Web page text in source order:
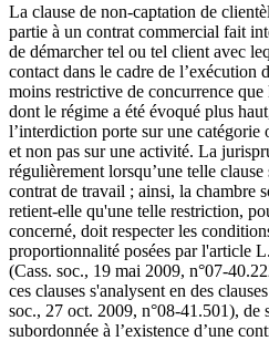
La clause de non-captation de
partie à un contrat commercial fait
de démarcher tel ou tel client avec
contact dans le cadre de l’exécution
moins restrictive de concurrence
dont le régime a été évoqué plus
l’interdiction porte sur une
et non pas sur une activité. La
régulièrement lorsqu’une telle
contrat de travail ; ainsi, la chambre
retient-elle qu'une telle restriction,
concerné, doit respecter les
proportionnalité posées par l'article
(Cass. soc., 19 mai 2009, n°07-
ces clauses s'analysent en des
soc., 27 oct. 2009, n°08-41.501), de
subordonnée à l’existence d’une